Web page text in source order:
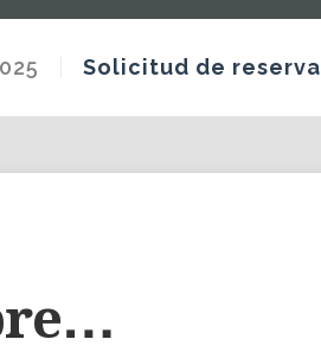
Solicitud de reserva